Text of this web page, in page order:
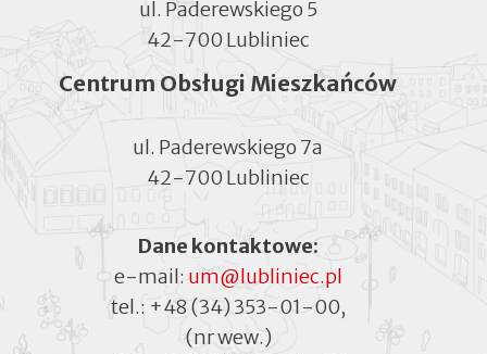
ul. Paderewskiego 5
42-700 Lubliniec
Centrum Obsługi Mieszkańców
ul. Paderewskiego 7a
42-700 Lubliniec
Dane kontaktowe:
e-mail: um@lubliniec.pl
tel.: +48 (34) 353-01-00,
(nr wew.)